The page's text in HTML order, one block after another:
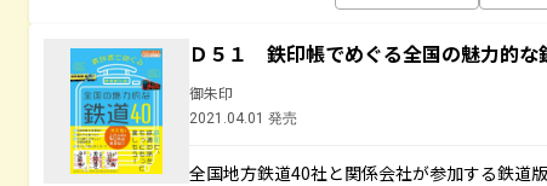
Ｄ５１ 鉄印帳でめぐる全国の魅力的な
御朱印
2021.04.01 発売
全国地方鉄道40社と関係会社が参加する鉄道